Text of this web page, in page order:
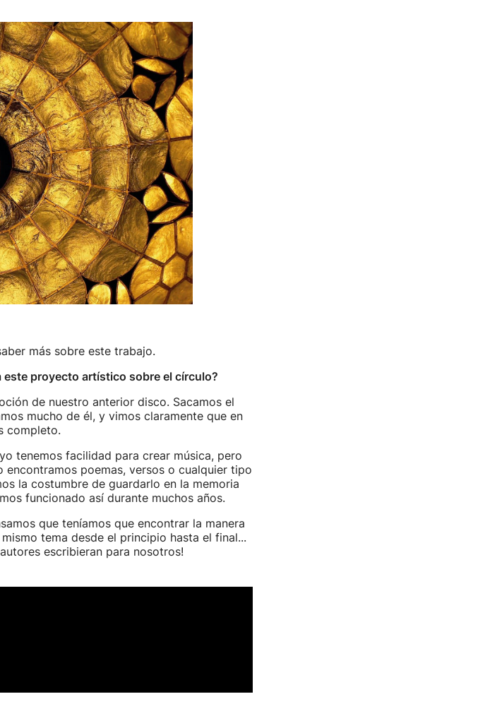
más sobre este trabajo.
este proyecto artístico sobre el círculo?
de nuestro anterior disco. Sacamos el
mucho de él, y vimos claramente que en
completo.
tenemos facilidad para crear música, pero
encontramos poemas, versos o cualquier tipo
la costumbre de guardarlo en la memoria
funcionado así durante muchos años.
que teníamos que encontrar la manera
tema desde el principio hasta el final...
escribieran para nosotros!